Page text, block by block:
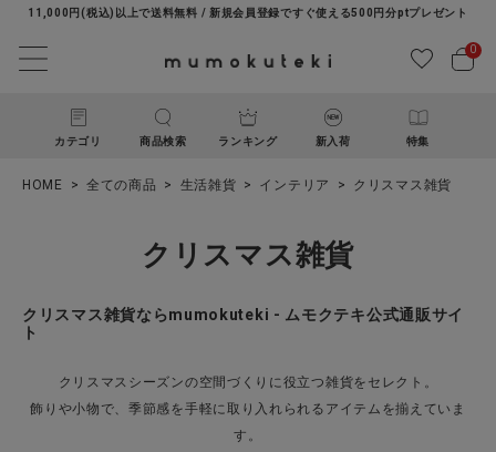
11,000円(税込)以上で送料無料 / 新規会員登録ですぐ使える500円分ptプレゼント
0
カテゴリ 商品検索 ランキング 新入荷 特集
ようこそ ゲスト 様
HOME 全ての商品 生活雑貨 インテリア クリスマス雑貨
クリスマス雑貨
クリスマス雑貨ならmumokuteki - ムモクテキ公式通販サイ
ト
クリスマスシーズンの空間づくりに役立つ雑貨をセレクト。
飾りや小物で、季節感を手軽に取り入れられるアイテムを揃えていま
す。